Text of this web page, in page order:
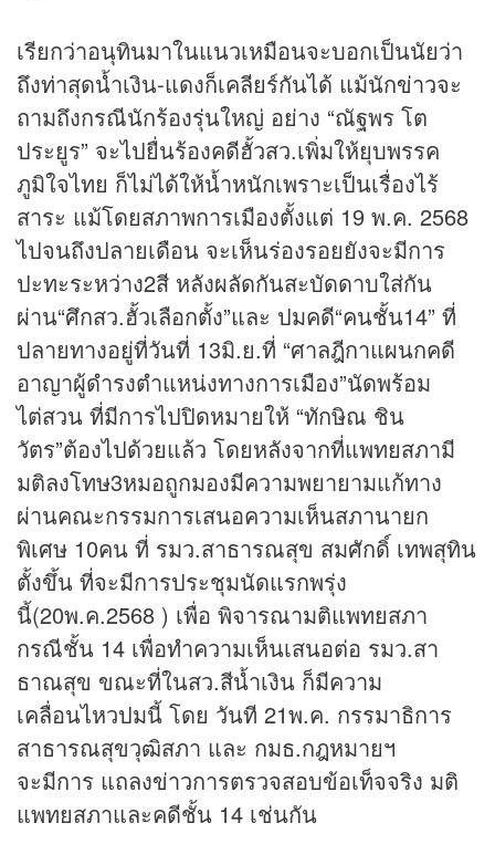
เรียกว่าอนุทินมาในแนวเหมือนจะบอกเป็นนัยว่า
ถึงท่าสุดน้ำเงิน-แดงก็เคลียร์กันได้ แม้นักข่าวจะ
ถามถึงกรณีนักร้องรุ่นใหญ่ อย่าง “ณัฐพร โต
ประยูร” จะไปยื่นร้องคดีฮั้วสว.เพิ่มให้ยุบพรรค
ภูมิใจไทย ก็ไม่ได้ให้น้ำหนักเพราะเป็นเรื่องไร้
สาระ แม้โดยสภาพการเมืองตั้งแต่ 19 พ.ค. 2568
ไปจนถึงปลายเดือน จะเห็นร่องรอยยังจะมีการ
ปะทะระหว่าง2สี หลังผลัดกันสะบัดดาบใส่กัน
ผ่าน“ศึกสว.ฮั้วเลือกตั้ง”และ ปมคดี“คนชั้น14” ที่
ปลายทางอยู่ที่วันที่ 13มิ.ย.ที่ “ศาลฎีกาแผนกคดี
อาญาผู้ดำรงตำแหน่งทางการเมือง”นัดพร้อม
ไต่สวน ที่มีการไปปิดหมายให้ “ทักษิณ ชิน
วัตร”ต้องไปด้วยแล้ว โดยหลังจากที่แพทยสภามี
มติลงโทษ3หมอถูกมองมีความพยายามแก้ทาง
ผ่านคณะกรรมการเสนอความเห็นสภานายก
พิเศษ 10คน ที่ รมว.สาธารณสุข สมศักดิ์ เทพสุทิน
ตั้งขึ้น ที่จะมีการประชุมนัดแรกพรุ่ง
นี้(20พ.ค.2568 ) เพื่อ พิจารณามติแพทยสภา
กรณีชั้น 14 เพื่อทำความเห็นเสนอต่อ รมว.สา
ธาณสุข ขณะที่ในสว.สีน้ำเงิน ก็มีความ
เคลื่อนไหวปมนี้ โดย วันที 21พ.ค. กรรมาธิการ
สาธารณสุขวุฒิสภา และ กมธ.กฎหมายฯ
จะมีการ แถลงข่าวการตรวจสอบข้อเท็จจริง มติ
แพทยสภาและคดีชั้น 14 เช่นกัน